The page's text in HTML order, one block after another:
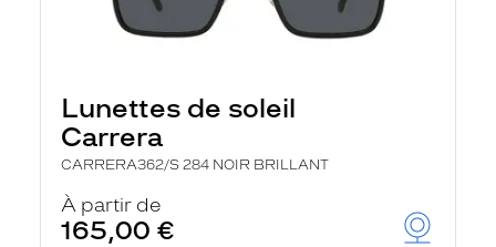
Lunettes de soleil
Carrera
CARRERA362/S 284 NOIR BRILLANT
À partir de
165,00 €